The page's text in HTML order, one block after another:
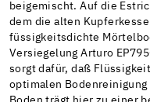
beigemischt. Auf die
dem die alten
füssigkeitsdichte
Versiegelung Arturo
sorgt dafür, daß
optimalen